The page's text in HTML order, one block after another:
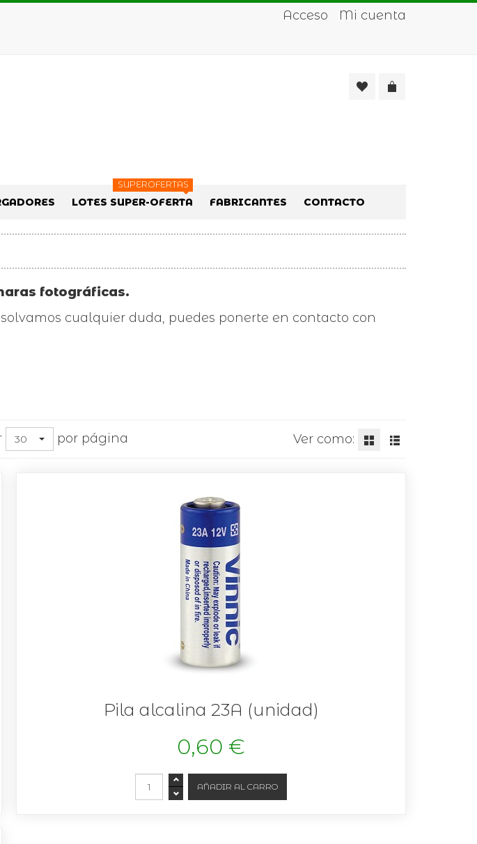
Acceso Mi cuenta
LOTES SUPER-OFERTA
SUPEROFERTAS
FABRICANTES CONTACTO
fotográficas.
cualquier duda, puedes ponerte en contacto con
30 por página Ver como:
Pila alcalina 23A (unidad)
0,60 €